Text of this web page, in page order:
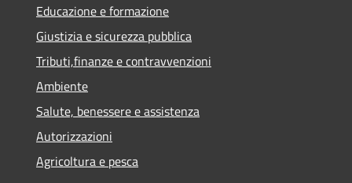
Educazione e formazione
Giustizia e sicurezza pubblica
Tributi,finanze e contravvenzioni
Ambiente
Salute, benessere e assistenza
Autorizzazioni
Agricoltura e pesca